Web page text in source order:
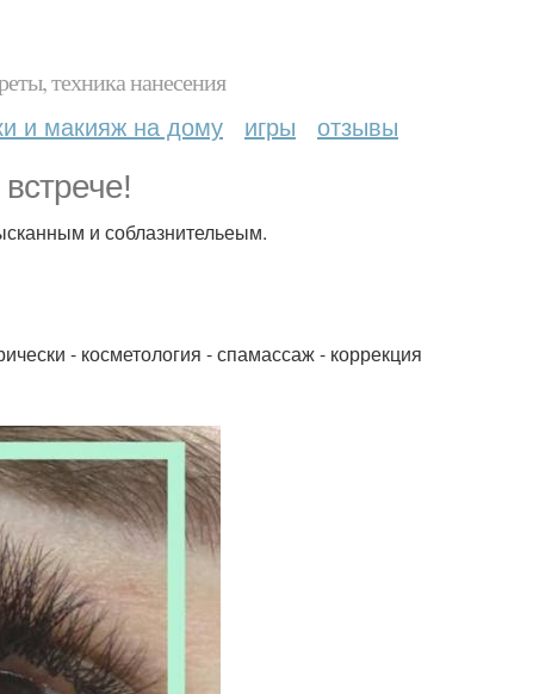
техника нанесения
и макияж на дому игры отзывы
и соблазнительеым.
- косметология - спамассаж - коррекция